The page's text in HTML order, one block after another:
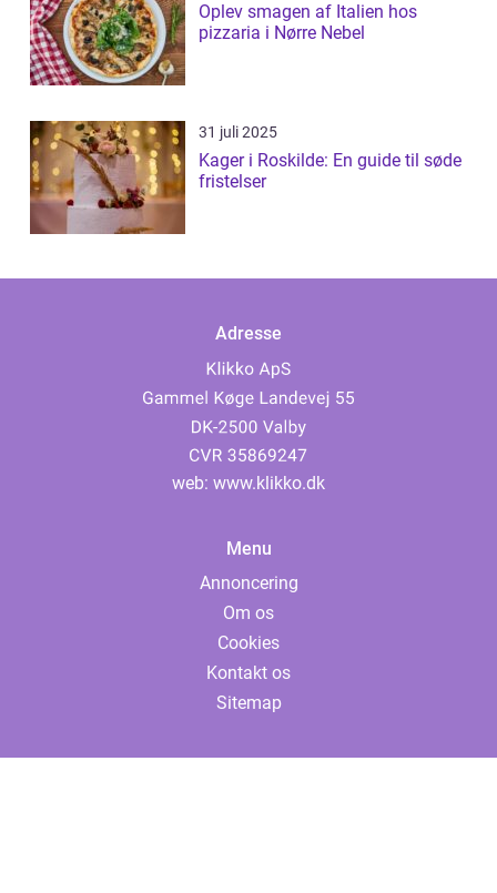
Oplev smagen af Italien hos
pizzaria i Nørre Nebel
31 juli 2025
Kager i Roskilde: En guide til søde
fristelser
Adresse
web: www.klikko.dk
Menu
Annoncering
Om os
Cookies
Kontakt os
Sitemap